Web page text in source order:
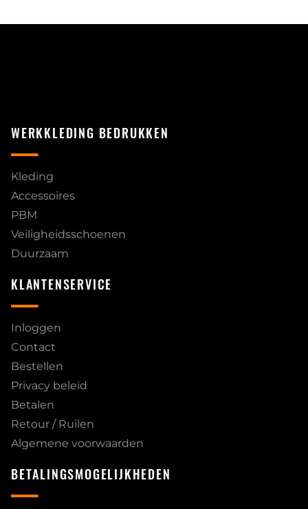
WERKKLEDING BEDRUKKEN
Kleding
Accessoires
PBM
Veiligheidsschoenen
Duurzaam
KLANTENSERVICE
Inloggen
Contact
Bestellen
Privacy beleid
Betalen
Retour / Ruilen
Algemene voorwaarden
BETALINGSMOGELIJKHEDEN